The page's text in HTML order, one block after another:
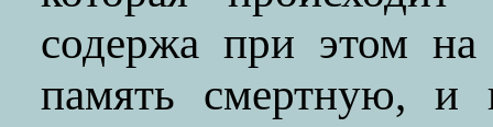
содержа при этом
память смертную, и